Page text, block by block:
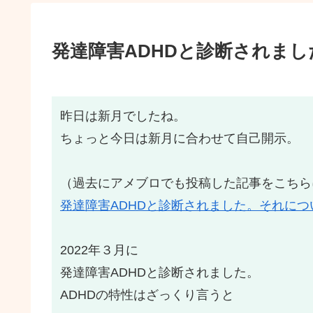
発達障害ADHDと診断されま
昨日は新月でしたね。
ちょっと今日は新月に合わせて自己開示。
（過去にアメブロでも投稿した記事をこち
発達障害ADHDと診断されました。それに
2022年３月に
発達障害ADHDと診断されました。
ADHDの特性はざっくり言うと